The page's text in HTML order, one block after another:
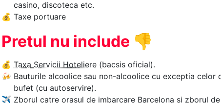
casino, discoteca etc.
💰 Taxe portuare
Pretul nu include 👎
💰 Taxa Servicii Hoteliere (bacsis oficial).
🍻 Bauturile alcoolice sau non-alcoolice cu exceptia celor
bufet (cu autoservire).
✈ Zborul catre orasul de imbarcare Barcelona si zborul